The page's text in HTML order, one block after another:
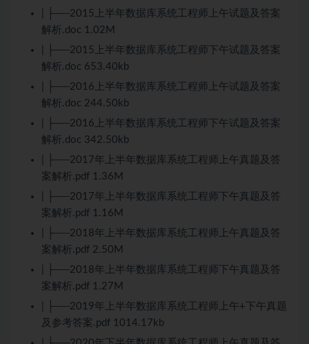
| ├──2015上半年数据库系统工程师上午试题及答案
解析.doc 1.02M
| ├──2015上半年数据库系统工程师下午试题及答案
解析.doc 653.40kb
| ├──2016上半年数据库系统工程师上午试题及答案
解析.doc 244.50kb
| ├──2016上半年数据库系统工程师下午试题及答案
解析.doc 342.50kb
| ├──2017年上半年数据库系统工程师上午真题及答
案解析.pdf 1.36M
| ├──2017年上半年数据库系统工程师下午真题及答
案解析.pdf 1.16M
| ├──2018年上半年数据库系统工程师上午真题及答
案解析.pdf 2.50M
| ├──2018年上半年数据库系统工程师下午真题及答
案解析.pdf 1.27M
| ├──2019年上半年数据库系统工程师上午+下午真题
及参考答案.pdf 1014.17kb